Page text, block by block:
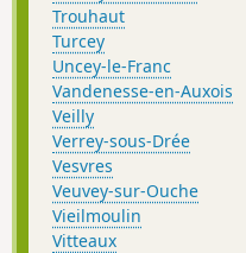
Trouhaut
Turcey
Uncey-le-Franc
Vandenesse-en-Auxois
Veilly
Verrey-sous-Drée
Vesvres
Veuvey-sur-Ouche
Vieilmoulin
Vitteaux